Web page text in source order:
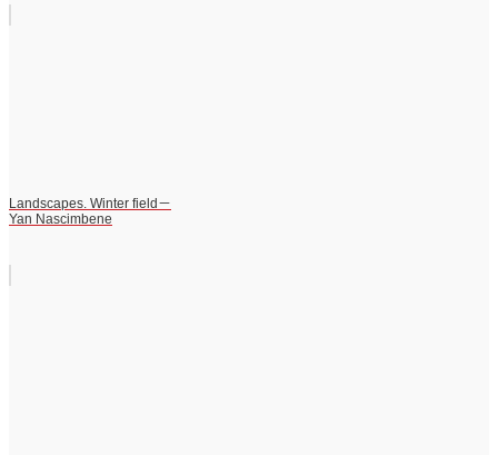
Landscapes. Winter field－
Yan Nascimbene